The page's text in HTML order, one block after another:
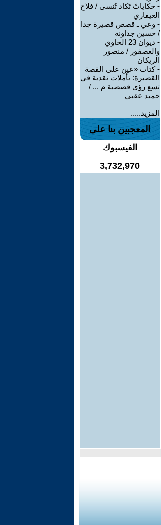
- حكاياتْ تَكاد تُنسى / فلاح
العيفاري
- وعي ـ قصص قصيرة جدا
/ حسين جداونه
-
ديوان 23 الحاوي
والعصفور / منصور
الريكان
-كتاب «عين على القصة
القصيرة: تأملات نقدية في
تسع رؤى قصصية م ... /
حميد عقبي
المزيد.....
المعجبين بنا على
الفيسبوك
3,732,970